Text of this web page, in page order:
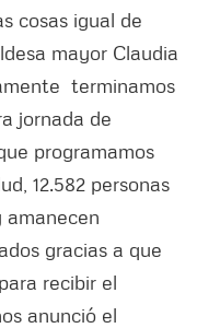
cosas igual de
mayor Claudia
terminamos
jornada de
programamos
12.582 personas
amanecen
gracias a que
recibir el
anunció el